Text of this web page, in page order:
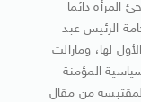
المرأة دائما
الرئيس عبد
لها، ومازالت
المؤمنة
من مقال